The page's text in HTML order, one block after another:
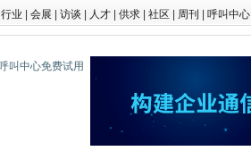
行业 会展 访谈 人才 供求 社区 周刊 呼叫中心